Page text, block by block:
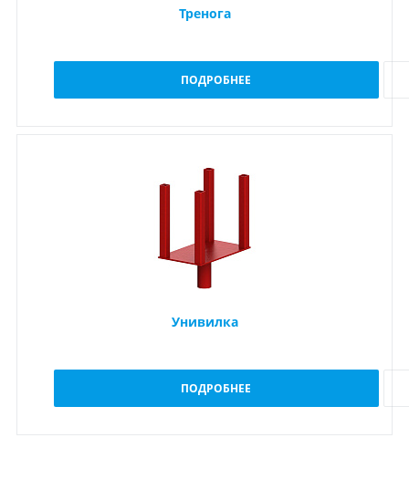
Тренога
ПОДРОБНЕЕ
Унивилка
ПОДРОБНЕЕ